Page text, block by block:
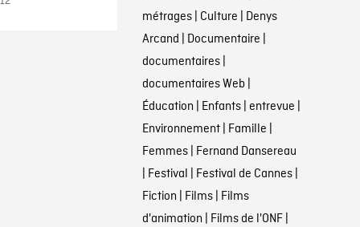
métrages| Culture | Denys
Arcand | Documentaire |
documentaires|
documentaires Web |
Éducation | Enfants| entrevue |
Environnement| Famille |
Femmes| Fernand Dansereau
| Festival | Festival de Cannes|
Fiction | Films| Films
d'animation | Films de l'ONF|